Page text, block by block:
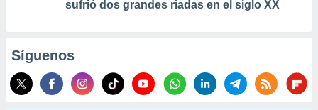
sufrió dos grandes riadas en el siglo XX
Síguenos